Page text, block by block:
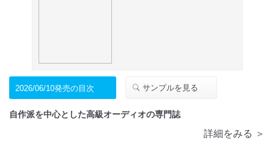
2026/06/10発売の目次 サンプルを見る
自作派を中心とした高級オーディオの専門誌
詳細をみる ＞